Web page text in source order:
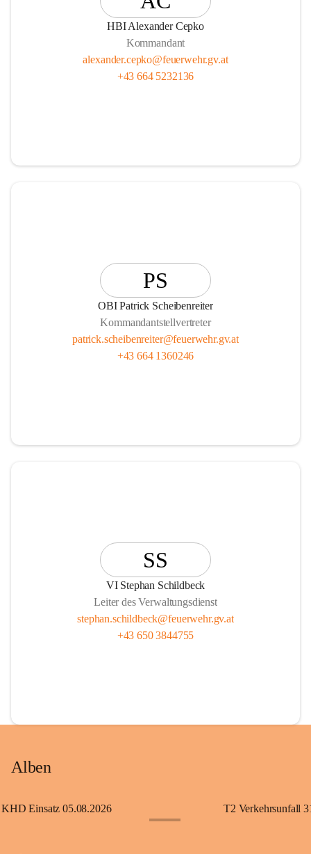
HBI Alexander Cepko
Kommandant
alexander.cepko@feuerwehr.gv.at
+43 664 5232136
PS
OBI Patrick Scheibenreiter
Kommandantstellvertreter
patrick.scheibenreiter@feuerwehr.gv.at
+43 664 1360246
SS
VI Stephan Schildbeck
Leiter des Verwaltungsdienst
stephan.schildbeck@feuerwehr.gv.at
+43 650 3844755
Alben
KHD Einsatz 05.08.2026 T2 Verkehrsunfall